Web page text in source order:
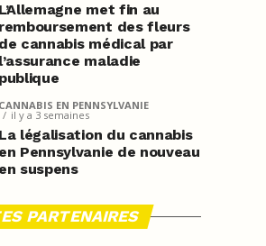
L’Allemagne met fin au
remboursement des fleurs
de cannabis médical par
l’assurance maladie
publique
CANNABIS EN PENNSYLVANIE
il y a 3 semaines
La légalisation du cannabis
en Pennsylvanie de nouveau
en suspens
PARTENAIRES